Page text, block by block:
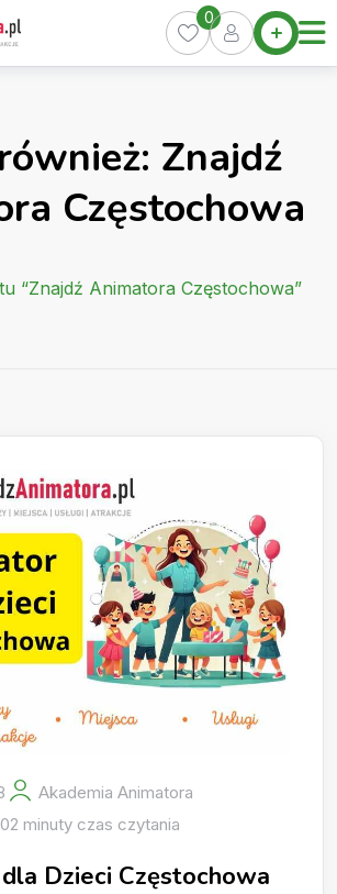
Home
Oferty
Pakiety
Kurs
Artykuły
0
Znajdź
Częstochowa
“Znajdź Animatora Częstochowa”
Akademia Animatora
02 minuty czas czytania
Dzieci Częstochowa